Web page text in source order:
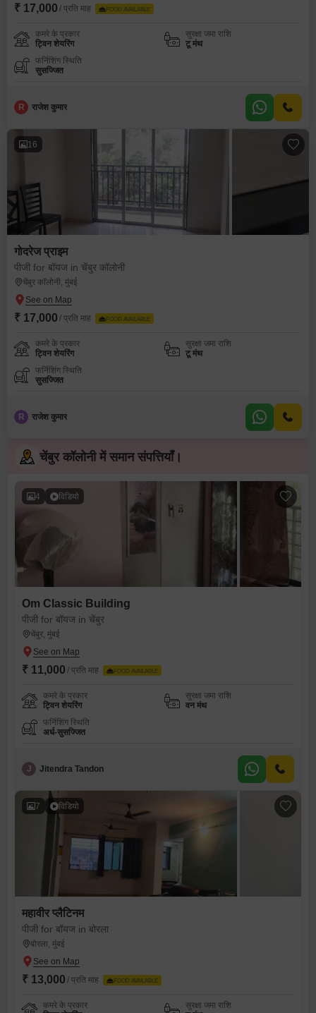
₹ 17,000 / प्रति माह FOOD AVAILABLE
कमरे के प्रकार
ट्विन शेयरिंग
सुरक्षा जमा राशि
टू मंथ
फर्निशिंग स्थिति
सुसज्जित
R राजेश कुमार
16
गोदरेज प्राइम
पीजी for बॉयज in चेंबुर कॉलोनी
चेंबुर कॉलोनी, मुंबई
₹ 17,000 / प्रति माह FOOD AVAILABLE
कमरे के प्रकार
ट्विन शेयरिंग
सुरक्षा जमा राशि
टू मंथ
फर्निशिंग स्थिति
सुसज्जित
R राजेश कुमार
चेंबुर कॉलोनी में समान संपत्तियाँ।
4 विडियो
Om Classic Building
पीजी for बॉयज in चेंबुर
चेंबुर, मुंबई
₹ 11,000 / प्रति माह FOOD AVAILABLE
कमरे के प्रकार
ट्विन शेयरिंग
सुरक्षा जमा राशि
वन मंथ
फर्निशिंग स्थिति
अर्ध-सुसज्जित
J Jitendra Tandon
7 विडियो
महावीर प्लैटिनम
पीजी for बॉयज in बोरला
बोरला, मुंबई
₹ 13,000 / प्रति माह FOOD AVAILABLE
कमरे के प्रकार
सुरक्षा जमा राशि